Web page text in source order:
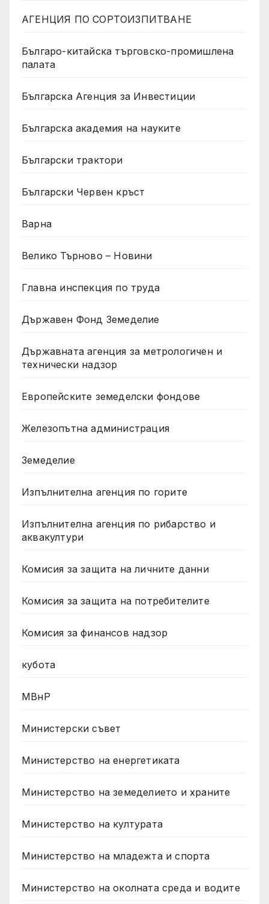
АГЕНЦИЯ ПО СОРТОИЗПИТВАНЕ
Българо-китайска търговско-промишлена
палата
Българска Агенция за Инвестиции
Българска академия на науките
Български трактори
Български Червен кръст
Варна
Велико Търново – Новини
Главна инспекция по труда
Държавен Фонд Земеделие
Държавната агенция за метрологичен и
технически надзор
Европейските земеделски фондове
Железопътна администрация
Земеделие
Изпълнителна агенция по горите
Изпълнителна агенция по рибарство и
аквакултури
Комисия за защита на личните данни
Комисия за защита на потребителите
Комисия за финансов надзор
кубота
МВнР
Министерски съвет
Министерство на енергетиката
Министерство на земеделието и храните
Министерство на културата
Министерство на младежта и спорта
Министерство на околната среда и водите